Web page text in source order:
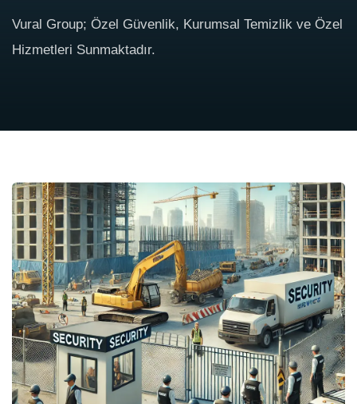
Vural Group; Özel Güvenlik, Kurumsal Temizlik ve Özel
Hizmetleri Sunmaktadır.